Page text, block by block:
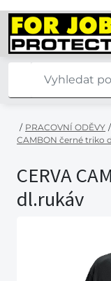
/ PRACOVNÍ ODĚVY /
CAMBON černé triko
CERVA
dl.rukáv